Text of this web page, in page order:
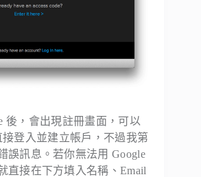
後，會出現註冊畫面，可以
接登入並建立帳戶，不過我第
誤訊息。若你無法用 Google
直接在下方填入名稱、Email